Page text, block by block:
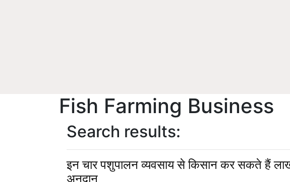
Fish Farming Business
Search results:
इन चार पशुपालन व्यवसाय से किसान कर सकते हैं
अनुदान